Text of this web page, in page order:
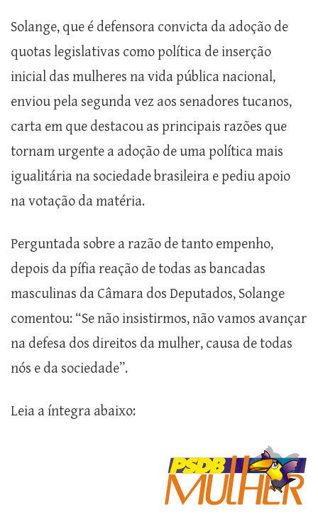
Solange, que é defensora convicta da adoção de
quotas legislativas como política de inserção
inicial das mulheres na vida pública nacional,
enviou pela segunda vez aos senadores tucanos,
carta em que destacou as principais razões que
tornam urgente a adoção de uma política mais
igualitária na sociedade brasileira e pediu apoio
na votação da matéria.
Perguntada sobre a razão de tanto empenho,
depois da pífia reação de todas as bancadas
masculinas da Câmara dos Deputados, Solange
comentou: “Se não insistirmos, não vamos avançar
na defesa dos direitos da mulher, causa de todas
nós e da sociedade”.
Leia a íntegra abaixo: